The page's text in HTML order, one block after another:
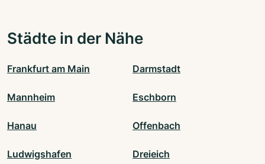
Städte in der Nähe
Frankfurt am Main Darmstadt
Mannheim Eschborn
Hanau Offenbach
Ludwigshafen Dreieich